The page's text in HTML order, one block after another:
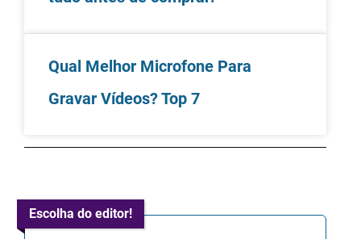
Qual Melhor Microfone Para
Gravar Vídeos? Top 7
Escolha do editor!